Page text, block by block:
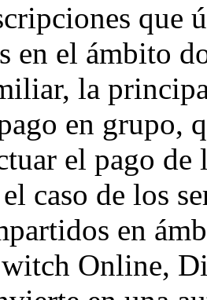
que
en el ámbito
la
en grupo,
el pago
caso de los
en
Online,